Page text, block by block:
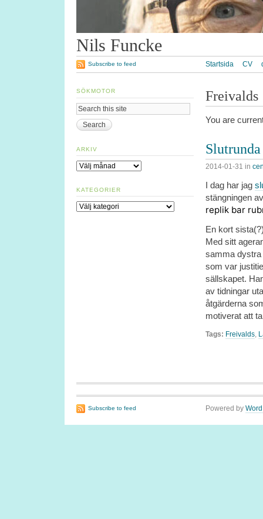
Nils Funcke
Startsida CV
Subscribe to feed
Freivalds
You are
2014-01-31 in
I dag har jag
stängningen
replik bar
En kort
Med sitt
samma dystra
som var
sällskapet.
av tidningar
åtgärderna
motiverat att
Tags: Freivalds,
SÖKMOTOR
ARKIV
Arkiv
KATEGORIER
Kategorier
Subscribe to feed Powered by